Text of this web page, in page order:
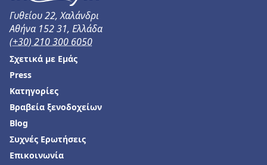
Γυθείου 22, Χαλάνδρι
Αθήνα 152 31, Ελλάδα
(+30) 210 300 6050
Σχετικά με Εμάς
Press
Κατηγορίες
Βραβεία ξενοδοχείων
Blog
Συχνές Ερωτήσεις
Επικοινωνία